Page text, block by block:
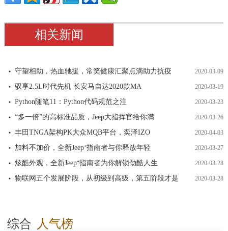
相关新闻
守望相助，热血驰援，常笑健康汇聚点滴助力抗疫 2020-03-09
驭享2.5L时代先机 长安马自达2020款MA 2020-03-19
Python随笔11：Python代码规范之注 2020-03-23
“多一倍”的高标准品质，Jeep大指挥官给你满 2020-03-26
丰田TNGA架构PK大众MQB平台，奕泽IZO 2020-04-03
加料不加价，全新Jeep⁺指南者与你释放年轻 2020-03-27
炫酷外观，全新Jeep⁺指南者为你解锁劲酷人生 2020-03-28
物联网五个发展阶段，从初级到高级，第五阶段才是 2020-03-28
综合 人气榜